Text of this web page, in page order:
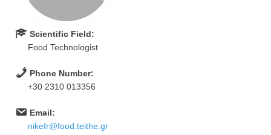
Scientific Field:
Food Technologist
Phone Number:
+30 2310 013356
Email:
nikefr@food.teithe.gr